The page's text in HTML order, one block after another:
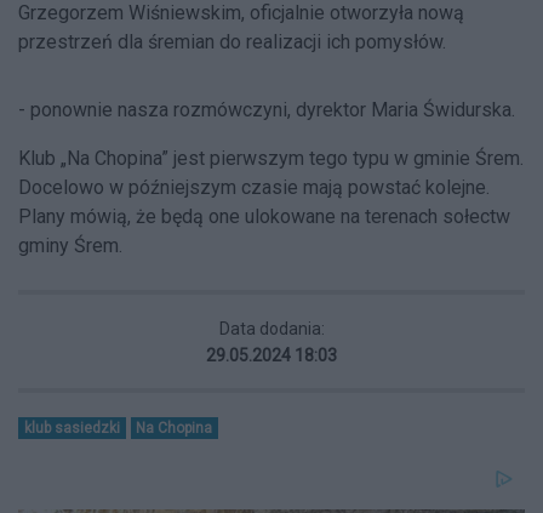
Grzegorzem Wiśniewskim, oficjalnie otworzyła nową
przestrzeń dla śremian do realizacji ich pomysłów.
- ponownie nasza rozmówczyni, dyrektor Maria Świdurska.
Klub „Na Chopina” jest pierwszym tego typu w gminie Śrem.
Docelowo w późniejszym czasie mają powstać kolejne.
Plany mówią, że będą one ulokowane na terenach sołectw
gminy Śrem.
Data dodania:
29.05.2024 18:03
klub sasiedzki Na Chopina